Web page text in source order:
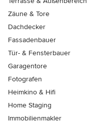
Zäune & Tore
Dachdecker
Fassadenbauer
Tür- & Fensterbauer
Garagentore
Fotografen
Heimkino & Hifi
Home Staging
Immobilienmakler